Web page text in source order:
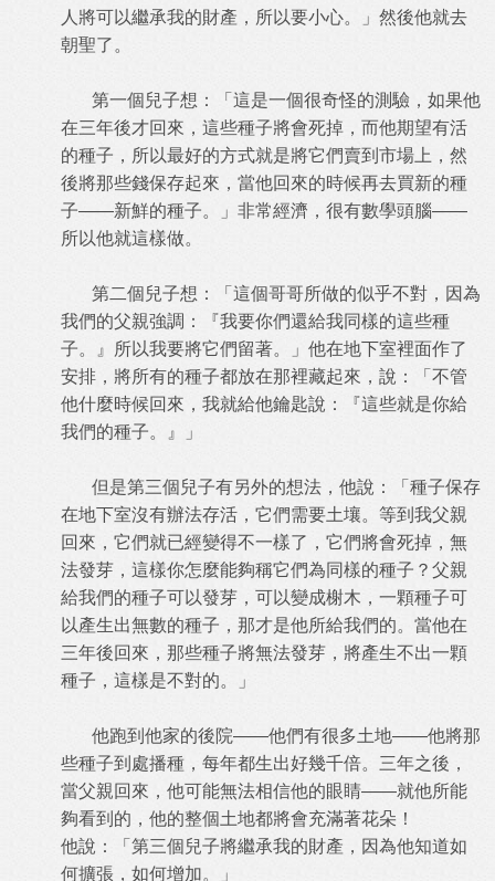
人將可以繼承我的財產，所以要小心。」然後他就去
朝聖了。
第一個兒子想：「這是一個很奇怪的測驗，如果他
在三年後才回來，這些種子將會死掉，而他期望有活
的種子，所以最好的方式就是將它們賣到市場上，然
後將那些錢保存起來，當他回來的時候再去買新的種
子——新鮮的種子。」非常經濟，很有數學頭腦——
所以他就這樣做。
第二個兒子想：「這個哥哥所做的似乎不對，因為
我們的父親強調：『我要你們還給我同樣的這些種
子。』所以我要將它們留著。」他在地下室裡面作了
安排，將所有的種子都放在那裡藏起來，說：「不管
他什麼時候回來，我就給他鑰匙說：『這些就是你給
我們的種子。』」
但是第三個兒子有另外的想法，他說：「種子保存
在地下室沒有辦法存活，它們需要土壤。等到我父親
回來，它們就已經變得不一樣了，它們將會死掉，無
法發芽，這樣你怎麼能夠稱它們為同樣的種子？父親
給我們的種子可以發芽，可以變成榭木，一顆種子可
以產生出無數的種子，那才是他所給我們的。當他在
三年後回來，那些種子將無法發芽，將產生不出一顆
種子，這樣是不對的。」
他跑到他家的後院——他們有很多土地——他將那
些種子到處播種，每年都生出好幾千倍。三年之後，
當父親回來，他可能無法相信他的眼睛——就他所能
夠看到的，他的整個土地都將會充滿著花朵！
他說：「第三個兒子將繼承我的財產，因為他知道如
何擴張，如何增加。」